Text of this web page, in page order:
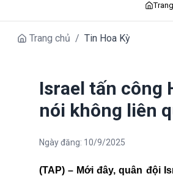
Trang chủ / Tin Hoa Kỳ
Israel tấn công
nói không liên
Ngày đăng: 10/9/2025
(TAP) – Mới đây, quân đội